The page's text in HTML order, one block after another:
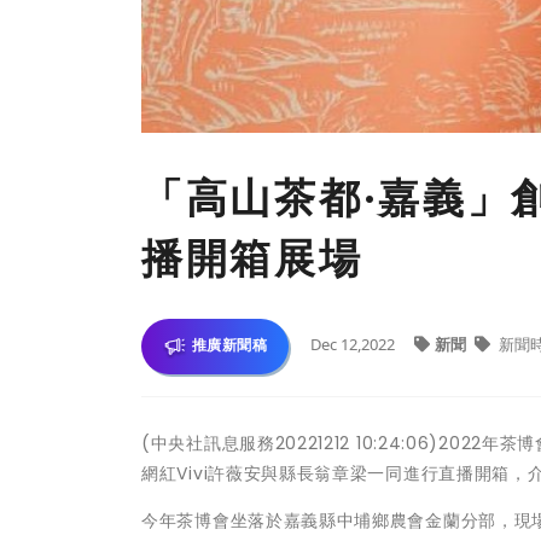
「高山茶都·嘉義
播開箱展場
推廣新聞稿 Dec 12,2022 新聞 新聞
(中央社訊息服務20221212 10:24:06)2022年茶
網紅Vivi許薇安與縣長翁章梁一同進行直播開箱
今年茶博會坐落於嘉義縣中埔鄉農會金蘭分部，